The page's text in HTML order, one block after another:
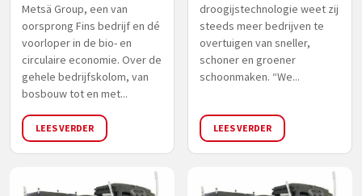
Metsä Group, een van
oorsprong Fins bedrijf en dé
voorloper in de bio- en
circulaire economie. Over de
gehele bedrijfskolom, van
bosbouw tot en met...
LEES VERDER
droogijstechnologie weet zij
steeds meer bedrijven te
overtuigen van sneller,
schoner en groener
schoonmaken. “We...
LEES VERDER